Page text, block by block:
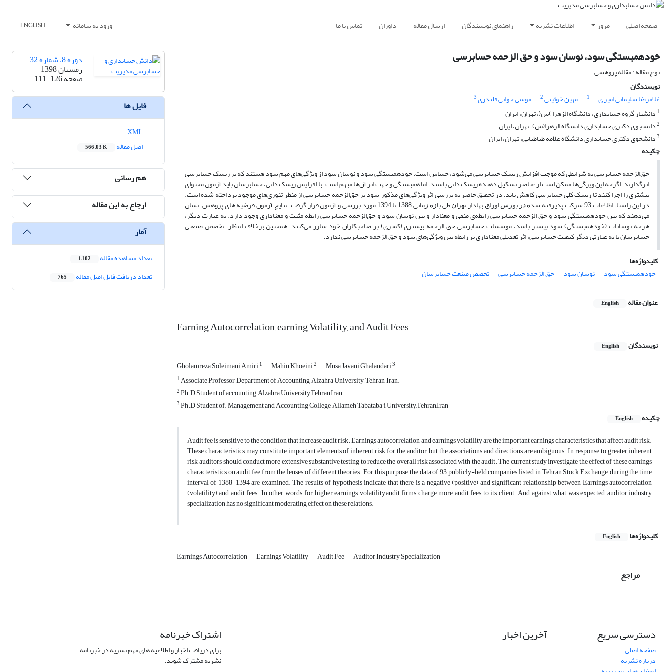
صفحه اصلی مرور اطلاعات نشریه راهنمای نویسندگان ارسال مقاله داوران تماس با ما ورود به سامانه ENGLISH
خودهمبستگی سود، نوسان سود و حق الزحمه حسابرسی
نوع مقاله : مقاله پژوهشی
نویسندگان
غلامرضا سلیمانی امیر ی
1 مهین خوئینی2 موسی جوانی قلندری3
1 دانشیار گروه حسابداری، دانشگاه الزهرا )س(، تهران، ایران
2دانشجوی دکتری حسابداری دانشگاه الزهرا(س)، تهران، ایران
3دانشجوی دکتری حسابداری دانشگاه علامه طباطبایی، تهران، ایران
چکیده
حق‌الزحمه حسابرسی به شرایطی که موجب افزایش ریسک حسابرسی می‌شود، حساس است. خودهمبستگی سود و نوسان سود از ویژگی‌های مهم سود هستند که بر ریسک حسابرسی
اثرگذارند. اگرچه این ویژگی‌ها ممکن است از عناصر تشکیل دهنده ریسک ذاتی باشند، اما همبستگی و جهت اثر آن‌ها مبهم است. با افزایش ریسک ذاتی، حسابرسان باید آزمون محتوای
بیشتری را اجرا کنند تا ریسک کلی حسابرسی کاهش یابد. در تحقیق حاضر به بررسی اثر ویژگی‌های مذکور سود بر حق‌الزحمه حسابرسی از منظر تئوری‌های موجود پرداخته شده است.
در این راستا، اطلاعات 93 شرکت ﭘﺬﻳﺮﻓﺘﻪ ﺷﺪﻩ ﺩﺭ ﺑﻮﺭﺱ اوراق بهادار ﺗﻬﺮﺍﻥ ﻃﻲ ﺑﺎﺯﻩ ﺯﻣﺎﻧﻲ 1388 تا 1394 مورد بررسی و آزمون قرار گرفت. نتایج آزمون فرضیه های پژوهش، نشان
می‌دهند که بین خودهمبستگی سود و حق الزحمه حسابرسی رابطه‌ی منفی و معنادار و بین نوسان سود و حق‌الزحمه حسابرسی رابطه مثبت و معناداری وجود دارد. به عبارت دیگر،
هرچه نوسانات (خودهمبستگی) سود بیشتر باشد، موسسات حسابرسی حق الزحمه بیشتری (کمتری) بر صاحبکاران خود شارژ می‌کنند. همچنین برخلاف انتظار، تخصص صنعتی
حسابرسان یا به عبارتی دیگر کیفیت حسابرسی، اثر تعدیلی معناداری بر رابطه بین ویژگی‌های سود و حق الزحمه حسابرسی ندارد.
کلیدواژه‌ها
خودهمبستگی سود
نوسان سود حق الزحمه حسابرسی تخصص صنعت حسابرسان
عنوان مقاله English
Earning Autocorrelation, earning Volatility, and Audit Fees
نویسندگان English
Gholamreza Soleimani Amiri1 Mahin Khoeini2 Musa Javani Ghalandari3
1Associate Professor, Department of Accounting, Alzahra University, Tehran, Iran.
2Ph.D Student of accounting, Alzahra University,Tehran,Iran
3Ph.D Student of. Management and Accounting College, Allameh Tabataba'i University,Tehran,Iran
چکیده
English
Audit fee is sensitive to the condition that increase audit risk. Earnings autocorrelation and earnings volatility are the important earnings characteristics that affect audit risk.
These characteristics may constitute important elements of inherent risk for the auditor, but the associations and directions are ambiguous. In response to greater inherent
risk, auditors should conduct more extensive substantive testing to reduce the overall risk associated with the audit. The current study investigate the effect of these earnings
characteristics on audit fee from the lenses of different theories. For this purpose, the data of 93 publicly-held companies listed in Tehran Stock Exchange, during the time
interval of 1388-1394 are examined. The results of hypothesis indicate that there is a negative (positive) and significant relationship between Earnings autocorrelation
(volatility) and audit fees. In other words, for higher earnings volatility,audit firms charge more audit fees to its client. And against what was expected, auditor industry
specialization has no significant moderating effect on these relations.
کلیدواژه‌ها English
Earnings Autocorrelation Earnings Volatility Audit Fee Auditor Industry Specialization
مراجع
دوره 8، شماره 32
زمستان 1398
صفحه111-126
فایل ها
اصل مقاله
566.03 K
هم رسانی
ارجاع به این مقاله
آمار
تعداد مشاهده مقاله 1,102
تعداد دریافت فایل اصل مقاله 765
دسترسی سریع
صفحه اصلی
درباره نشریه
آخرین اخبار اشتراک خبرنامه
برای دریافت اخبار و اطلاعیه های مهم نشریه در خبرنامه
نشریه مشترک شوید.